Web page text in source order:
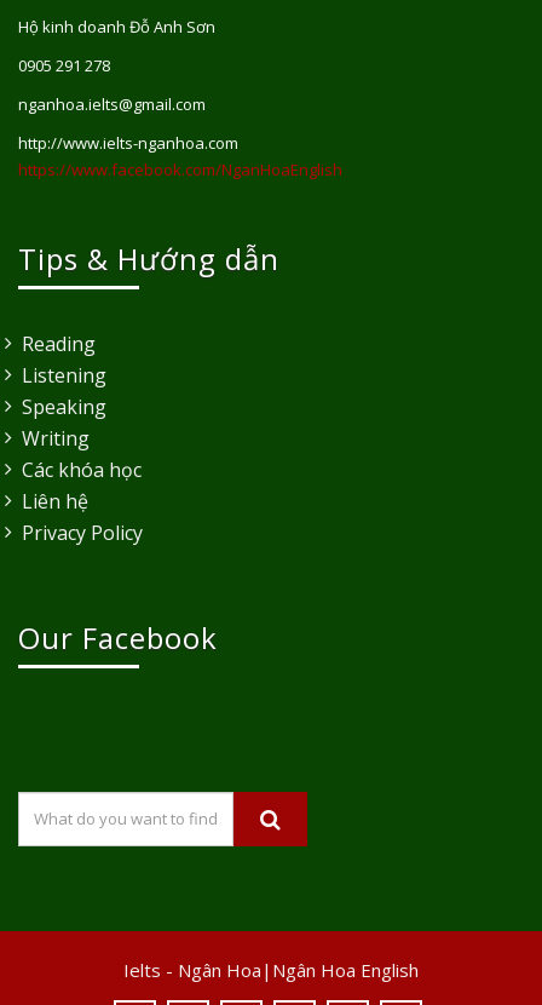
Hộ kinh doanh Đỗ Anh Sơn
0905 291 278
nganhoa.ielts@gmail.com
http://www.ielts-nganhoa.com
https://www.facebook.com/NganHoaEnglish
Tips & Hướng dẫn
Reading
Listening
Speaking
Writing
Các khóa học
Liên hệ
Privacy Policy
Our Facebook
Ielts - Ngân Hoa|Ngân Hoa English